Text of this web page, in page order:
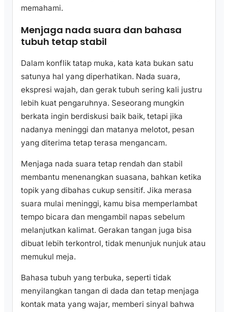
memahami.
Menjaga nada suara dan bahasa
tubuh tetap stabil
Dalam konflik tatap muka, kata kata bukan satu
satunya hal yang diperhatikan. Nada suara,
ekspresi wajah, dan gerak tubuh sering kali justru
lebih kuat pengaruhnya. Seseorang mungkin
berkata ingin berdiskusi baik baik, tetapi jika
nadanya meninggi dan matanya melotot, pesan
yang diterima tetap terasa mengancam.
Menjaga nada suara tetap rendah dan stabil
membantu menenangkan suasana, bahkan ketika
topik yang dibahas cukup sensitif. Jika merasa
suara mulai meninggi, kamu bisa memperlambat
tempo bicara dan mengambil napas sebelum
melanjutkan kalimat. Gerakan tangan juga bisa
dibuat lebih terkontrol, tidak menunjuk nunjuk atau
memukul meja.
Bahasa tubuh yang terbuka, seperti tidak
menyilangkan tangan di dada dan tetap menjaga
kontak mata yang wajar, memberi sinyal bahwa